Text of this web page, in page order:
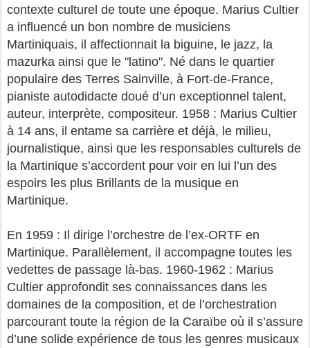
contexte culturel de toute une époque. Marius Cultier
a influencé un bon nombre de musiciens
Martiniquais, il affectionnait la biguine, le jazz, la
mazurka ainsi que le "latino". Né dans le quartier
populaire des Terres Sainville, à Fort-de-France,
pianiste autodidacte doué d’un exceptionnel talent,
auteur, interprète, compositeur. 1958 : Marius Cultier
à 14 ans, il entame sa carrière et déjà, le milieu,
journalistique, ainsi que les responsables culturels de
la Martinique s’accordent pour voir en lui l’un des
espoirs les plus Brillants de la musique en
Martinique.
En 1959 : Il dirige l’orchestre de l’ex-ORTF en
Martinique. Parallèlement, il accompagne toutes les
vedettes de passage là-bas. 1960-1962 : Marius
Cultier approfondit ses connaissances dans les
domaines de la composition, et de l’orchestration
parcourant toute la région de la Caraïbe où il s’assure
d’une solide expérience de tous les genres musicaux